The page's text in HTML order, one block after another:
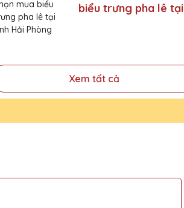
biểu trưng pha lê tại
Xem tất cả